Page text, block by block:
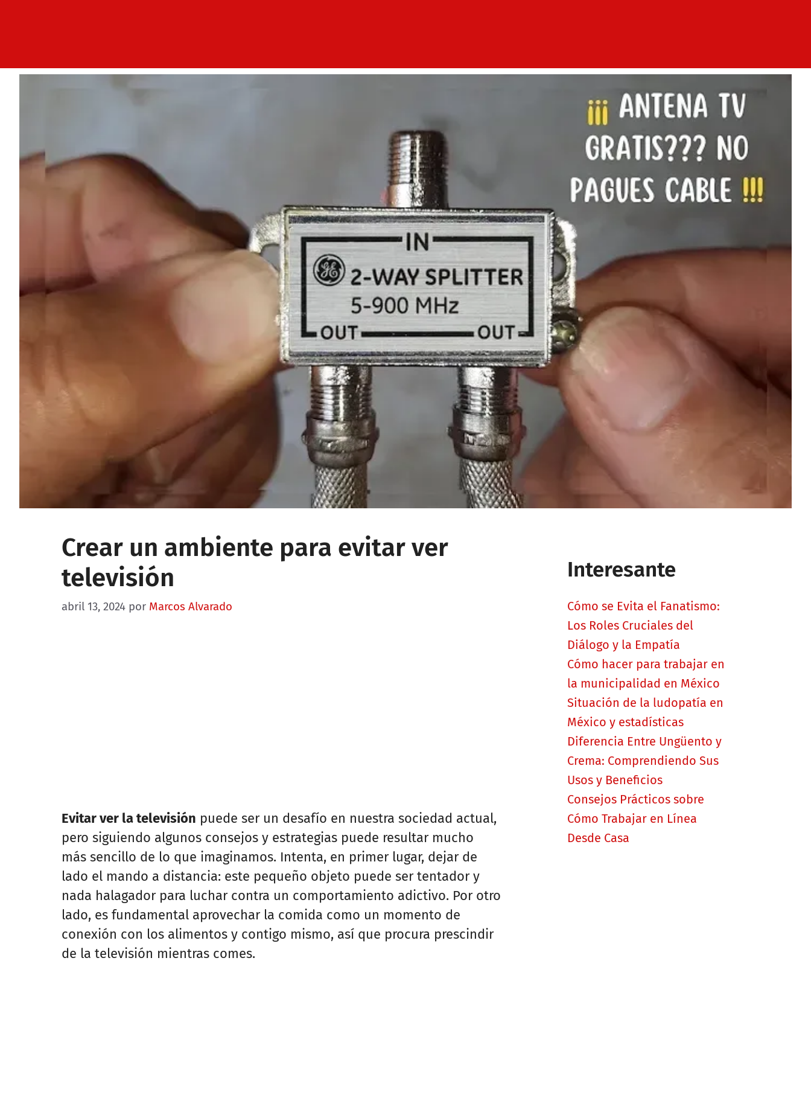
Crear un ambiente para evitar ver
televisión
abril 13, 2024 por Marcos Alvarado
Evitar ver la televisión puede ser un desafío en nuestra sociedad actual,
pero siguiendo algunos consejos y estrategias puede resultar mucho
más sencillo de lo que imaginamos. Intenta, en primer lugar, dejar de
lado el mando a distancia: este pequeño objeto puede ser tentador y
nada halagador para luchar contra un comportamiento adictivo. Por otro
lado, es fundamental aprovechar la comida como un momento de
conexión con los alimentos y contigo mismo, así que procura prescindir
de la televisión mientras comes.
Interesante
Cómo se Evita el Fanatismo:
Los Roles Cruciales del
Diálogo y la Empatía
Cómo hacer para trabajar en
la municipalidad en México
Situación de la ludopatía en
México y estadísticas
Diferencia Entre Ungüento y
Crema: Comprendiendo Sus
Usos y Beneficios
Consejos Prácticos sobre
Cómo Trabajar en Línea
Desde Casa